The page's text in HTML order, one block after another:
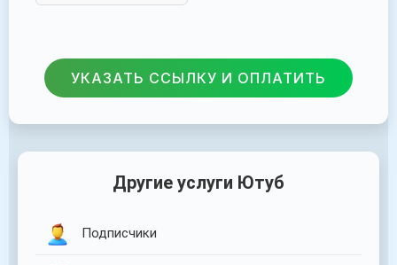
УКАЗАТЬ ССЫЛКУ И ОПЛАТИТЬ
Другие услуги Ютуб
Подписчики